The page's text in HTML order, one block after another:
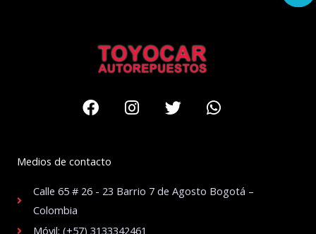
FacebookInstagram
TwitterWhatsapp
Medios de contacto
Calle 65 # 26 - 23 Barrio 7 de Agosto Bogotá –
Colombia
Móvil: (+57) 3133342461